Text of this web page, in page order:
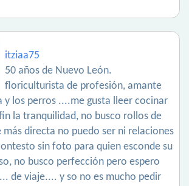
itziaa75
50 años de Nuevo León.
floriculturista de profesión, amante
y los perros ....me gusta lleer cocinar
la tranquilidad, no busco rollos de
más directa no puedo ser ni relaciones
sin foto para quien esconde su
no busco perfección pero espero
de viaje.... y so no es mucho pedir